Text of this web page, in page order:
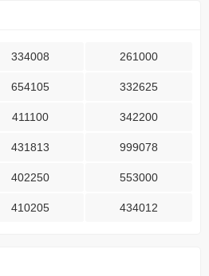
334008 261000
654105 332625
411100 342200
431813 999078
402250 553000
410205 434012